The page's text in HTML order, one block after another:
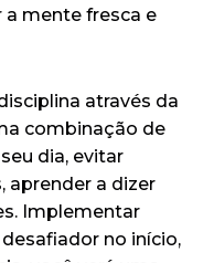
mente fresca e
através da
combinação de
dia, evitar
aprender a dizer
Implementar
no início,